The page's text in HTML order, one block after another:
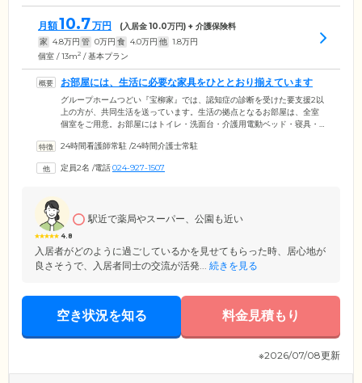
月額10.7万円 (入居金10.0万円) + 介護保険料
家 4.8万円 管 0万円 食 4.0万円 他 1.8万円
個室 / 13m2 / 基本プラン
お部屋には、生活に必要な家具をひととおり揃えています
グループホームつどい『宝柳家』では、認知症の診断を受けた要支援2以
上の方が、共同生活を送っています。生活の拠点となるお部屋は、全室
個室をご用意。お部屋にはトイレ・洗面台・介護用電動ベッド・寝具・
め、比較的準備の手間が少なくご入居が可能です。お食事は、朝昼夕の1
時間をお過ごしください。浴室は個浴のほか、おひとりでの入浴が難し
24時間看護師常駐 /24時間介護士常駐
定員2名 /電話024-927-1507
4.8
駅近で薬局やスーパー、公園も近い
入居者がどのように過ごしているかを見せてもらった時、居心地が
良さそうで、入居者同士の交流が活発... 続きを見る
空き状況を知る 料金見積もり
※2026/07/08更新